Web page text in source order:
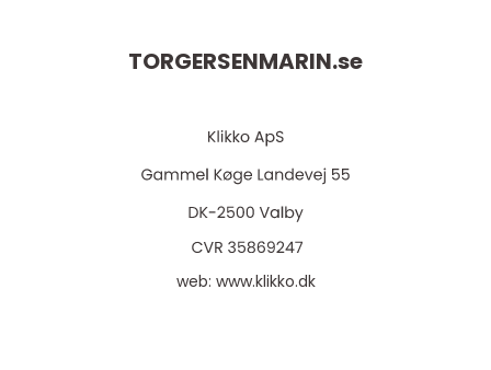
TORGERSENMARIN.se
web: www.klikko.dk